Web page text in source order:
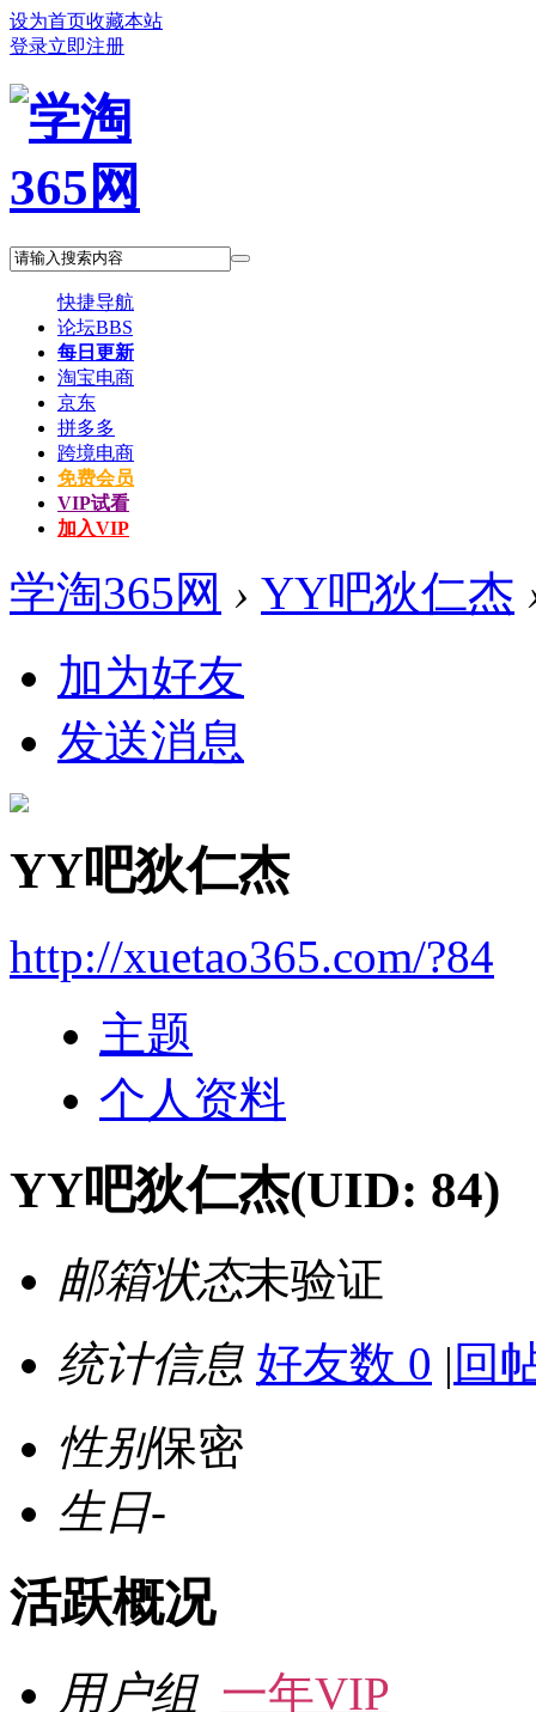
设为首页收藏本站
登录立即注册
快捷导航
论坛BBS
每日更新
淘宝电商
京东
拼多多
跨境电商
免费会员
VIP试看
加入VIP
学淘365网 › YY吧狄仁杰
加为好友
发送消息
YY吧狄仁杰
http://xuetao365.com/?84
主题
个人资料
YY吧狄仁杰(UID: 84)
邮箱状态未验证
统计信息 好友数 0 | 回
性别保密
生日-
活跃概况
用户组 一年VIP